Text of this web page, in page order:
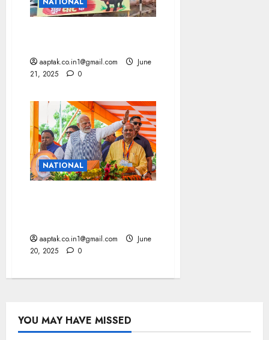
aaptak.co.in1@gmail.com
June
21, 2025
0
NATIONAL
aaptak.co.in1@gmail.com
June
20, 2025
0
YOU MAY HAVE MISSED